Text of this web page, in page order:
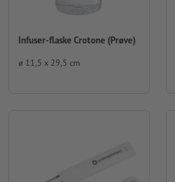
Infuser-flaske Crotone (Prøve)
⌀ 11,5 x 29,5 cm